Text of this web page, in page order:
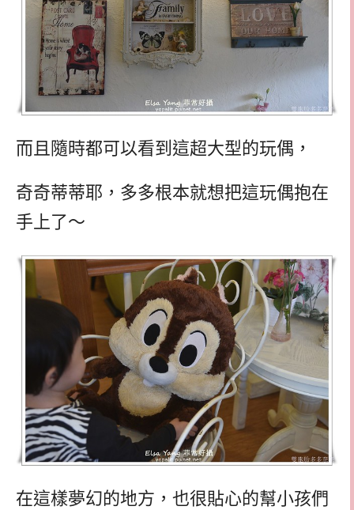
而且隨時都可以看到這超大型的玩偶，
奇奇蒂蒂耶，多多根本就想把這玩偶抱在
手上了～
在這樣夢幻的地方，也很貼心的幫小孩們